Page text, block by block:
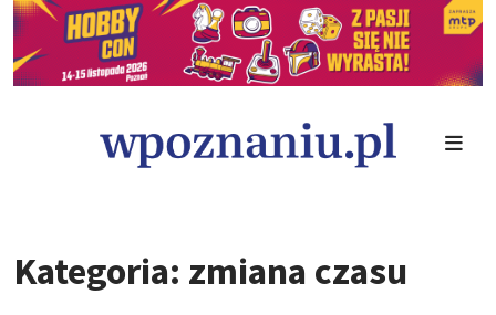
Kategoria: zmiana czasu